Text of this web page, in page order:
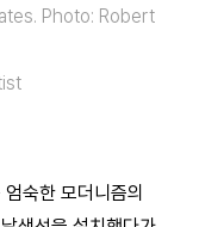
Photo: Robert
숙한 모더니즘의